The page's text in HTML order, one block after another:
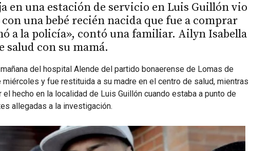
en una estación de servicio en Luis Guillón vio
una bebé recién nacida que fue a comprar
a la policía», contó una familiar. Ailyn Isabella
salud con su mamá.
del hospital Alende del partido bonaerense de Lomas de
y fue restituida a su madre en el centro de salud, mientras
hecho en la localidad de Luis Guillón cuando estaba a punto de
allegadas a la investigación.